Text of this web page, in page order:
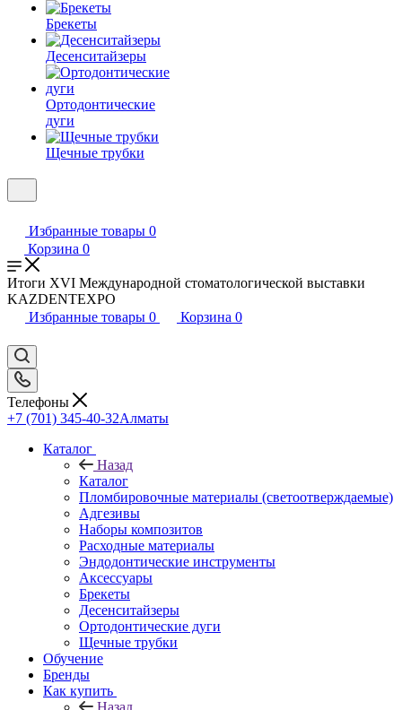
Брекеты
Десенситайзеры
Ортодонтические
дуги
Щечные трубки
Избранные товары 0
Корзина 0
Итоги XVI Международной стоматологической выставки
KAZDENTEXPO
Избранные товары 0 Корзина 0
Телефоны
+7 (701) 345-40-32Алматы
Каталог
Назад
Каталог
Пломбировочные материалы (светоотверждаемые)
Адгезивы
Наборы композитов
Расходные материалы
Эндодонтические инструменты
Аксессуары
Брекеты
Десенситайзеры
Ортодонтические дуги
Щечные трубки
Обучение
Бренды
Как купить
Назад